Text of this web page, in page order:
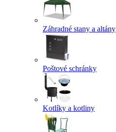
Záhradné stany a altány
Poštové schránky
Kotlíky a kotliny